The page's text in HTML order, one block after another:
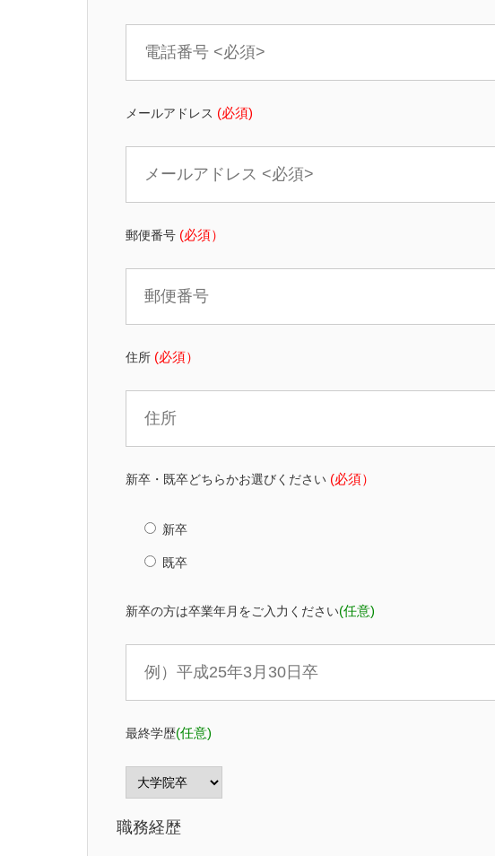
メールアドレス (必須)
郵便番号 (必須）
住所 (必須）
新卒・既卒どちらかお選びください (必須）
新卒
既卒
新卒の方は卒業年月をご入力ください(任意)
最終学歴(任意)
職務経歴